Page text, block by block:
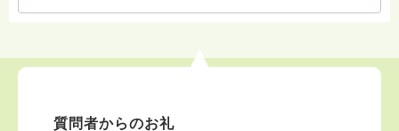
質問者からのお礼